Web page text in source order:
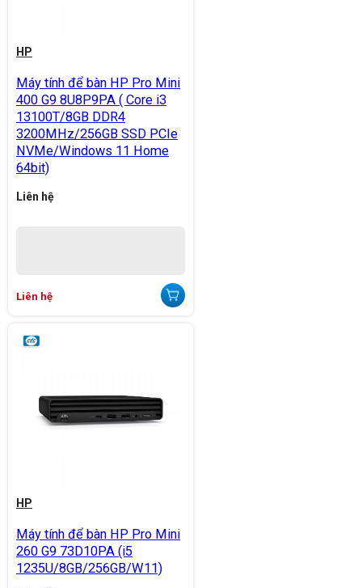
HP
Máy tính để bàn HP Pro Mini
400 G9 8U8P9PA ( Core i3
13100T/8GB DDR4
3200MHz/256GB SSD PCIe
NVMe/Windows 11 Home
64bit)
Liên hệ
Liên hệ
HP
Máy tính để bàn HP Pro Mini
260 G9 73D10PA (i5
1235U/8GB/256GB/W11)